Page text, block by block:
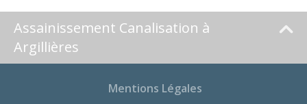
Assainissement Canalisation à
Argillières
Mentions Légales